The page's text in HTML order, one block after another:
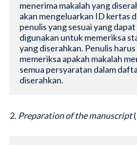
menerima makalah yang
akan mengeluarkan ID kertas
penulis yang sesuai yang
digunakan untuk memeriksa
yang diserahkan. Penulis
memeriksa apakah makalah
semua persyaratan dalam
diserahkan.
2. Preparation of the manuscript